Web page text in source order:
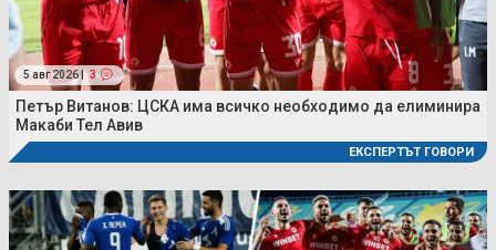
5 авг 2026 | 3
Петър Витанов: ЦСКА има всичко необходимо да елиминира
Макаби Тел Авив
ЕКСПЕРТЪТ ГОВОРИ